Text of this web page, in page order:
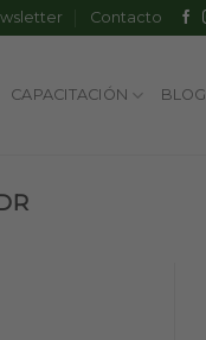
Contacto
CAPACITACIÓN BLOG